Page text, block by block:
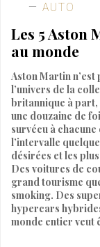
AUTO
Les 5 Aston
au monde
Aston Martin n’est
l’univers de la
britannique à part,
une douzaine de
survécu à
l’intervalle
désirées et les
Des voitures de
grand tourisme
smoking. Des
hypercars
monde entier